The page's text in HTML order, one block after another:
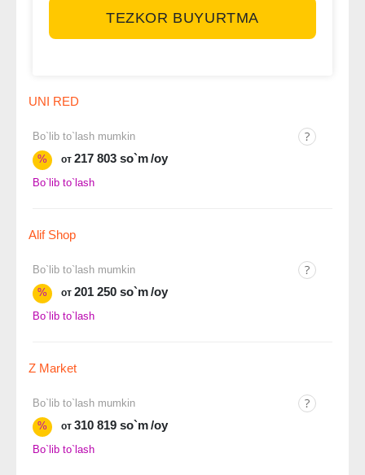
TEZKOR BUYURTMA
UNI RED
Bo`lib to`lash mumkin
%
от 217 803 so`m/oy
Bo`lib to`lash
Alif Shop
Bo`lib to`lash mumkin
%
от 201 250 so`m/oy
Bo`lib to`lash
Z Market
Bo`lib to`lash mumkin
%
от 310 819 so`m/oy
Bo`lib to`lash